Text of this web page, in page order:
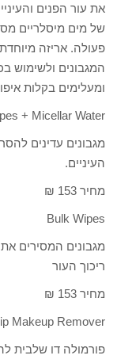
את עור הפנים
של מים מיסלריים
פעולה. אריזה
המגבונים ולשימוש
ומעלימים בקלות
+ Micellar Water
מגבונים עדינים
העיניים.
מחיר 153 ₪
Bulk Wipes
מגבונים המסירים
ריכוך העור
מחיר 153 ₪
Makeup Remover
פורמולה דו שלבית